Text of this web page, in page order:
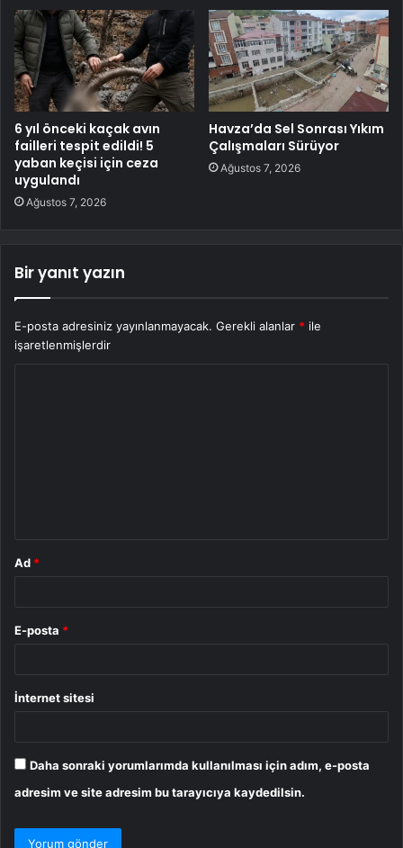
6 yıl önceki kaçak avın
failleri tespit edildi! 5
yaban keçisi için ceza
uygulandı
Ağustos 7, 2026
Havza’da Sel Sonrası Yıkım
Çalışmaları Sürüyor
Ağustos 7, 2026
Bir yanıt yazın
E-posta adresiniz yayınlanmayacak. Gerekli alanlar * ile
işaretlenmişlerdir
Ad *
E-posta *
İnternet sitesi
Daha sonraki yorumlarımda kullanılması için adım, e-posta
adresim ve site adresim bu tarayıcıya kaydedilsin.